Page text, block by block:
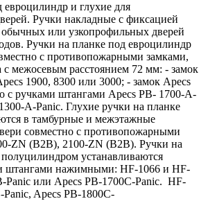
и глухие для
Ручки накладные с фиксацией
или узкопрофильных дверей
Ручки на планке под евроцилиндр
с противопожарными замками,
с межосевым расстоянием 72 мм: - замок
1900, 8300 или 3000; - замок Apecs
с ручками штангами Apecs PB- 1700-A-
A-Panic. Глухие ручки на планке
в тамбурные и межэтажные
совместно с противопожарными
ZN (B2B), 2100-ZN (B2B). Ручки на
устанавливаются
штангами нажимными: HF-1066 и HF-
Panic или Apecs PB-1700C-Panic. HF-
Apecs PB-1800C-